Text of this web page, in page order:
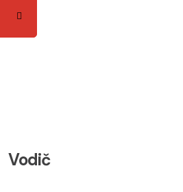
Vodič